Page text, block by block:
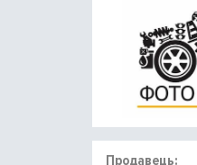
Продавець: